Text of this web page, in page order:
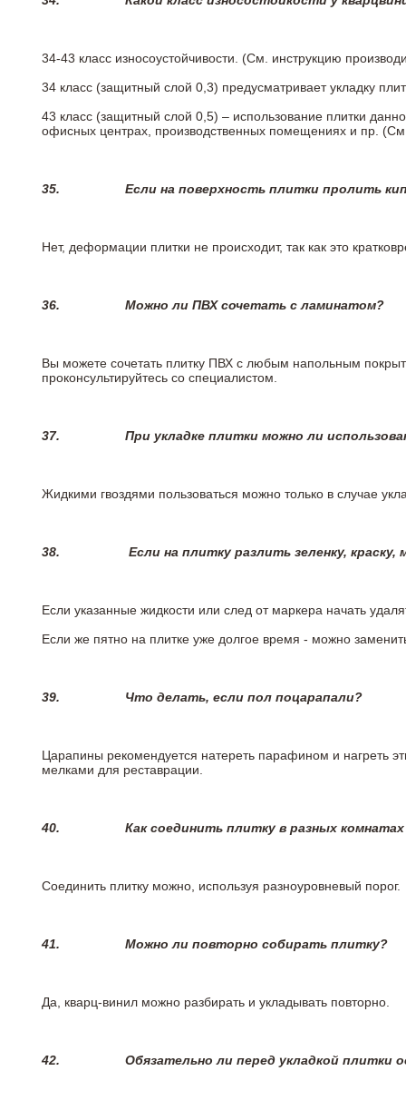
34-43 класс износоустойчивости. (См. инструкцию
34 класс (защитный слой 0,3) предусматривает укладку
43 класс (защитный слой 0,5) – использование плитки
офисных центрах, производственных помещениях и пр.
35. Если на поверхность плитки пролить
Нет, деформации плитки не происходит, так как это
36. Можно ли ПВХ сочетать с ламинатом?
Вы можете сочетать плитку ПВХ с любым напольным
проконсультируйтесь со специалистом.
37. При укладке плитки можно ли
Жидкими гвоздями пользоваться можно только в случае
38. Если на плитку разлить зеленку,
Если указанные жидкости или след от маркера начать
Если же пятно на плитке уже долгое время - можно
39. Что делать, если пол поцарапали?
Царапины рекомендуется натереть парафином и нагреть
мелками для реставрации.
40. Как соединить плитку в разных
Соединить плитку можно, используя разноуровневый порог.
41. Можно ли повторно собирать плитку?
Да, кварц-винил можно разбирать и укладывать повторно.
42. Обязательно ли перед укладкой плитки